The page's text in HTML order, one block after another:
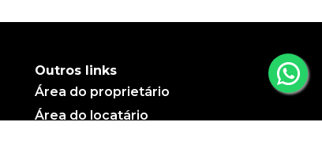
Outros links
Área do proprietário
Área do locatário